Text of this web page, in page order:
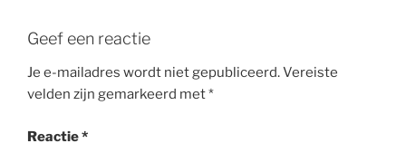
Geef een reactie
Je e-mailadres wordt niet gepubliceerd.Vereiste
velden zijn gemarkeerd met*
Reactie*